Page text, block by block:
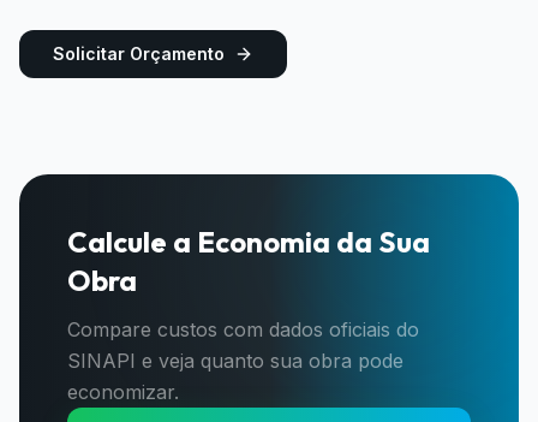
Solicitar Orçamento
Calcule a Economia da Sua
Obra
Compare custos com dados oficiais do
SINAPI e veja quanto sua obra pode
economizar.